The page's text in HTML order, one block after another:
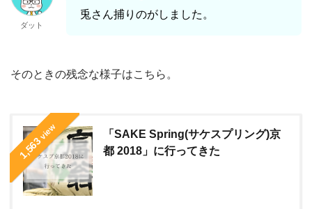
ダット
兎さん捕りのがしました。
そのときの残念な様子はこちら。
1,563
view
「SAKE Spring(サケスプリング)京
都 2018」に行ってきた